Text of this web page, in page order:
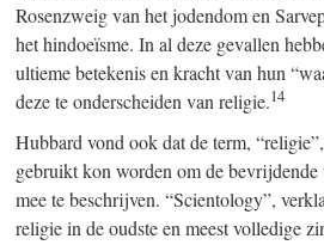
Rosenzweig van het jodendom en
het hindoeïsme. In al deze gevallen
ultieme betekenis en kracht van hun
deze te onderscheiden van religie.14
Hubbard vond ook dat de term,
gebruikt kon worden om de
mee te beschrijven. “Scientology”,
religie in de oudste en meest volledige